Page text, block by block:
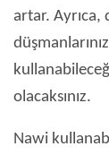
artar. Ayrıca,
olacaksınız.
Nawi